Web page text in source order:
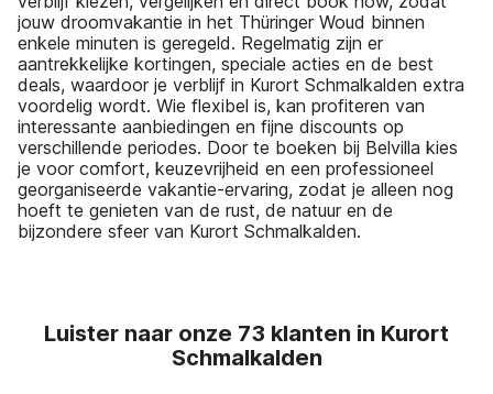
jouw droomvakantie in het Thüringer Woud binnen
enkele minuten is geregeld. Regelmatig zijn er
aantrekkelijke kortingen, speciale acties en de best
deals, waardoor je verblijf in Kurort Schmalkalden extra
voordelig wordt. Wie flexibel is, kan profiteren van
interessante aanbiedingen en fijne discounts op
verschillende periodes. Door te boeken bij Belvilla kies
je voor comfort, keuzevrijheid en een professioneel
georganiseerde vakantie-ervaring, zodat je alleen nog
hoeft te genieten van de rust, de natuur en de
bijzondere sfeer van Kurort Schmalkalden.
Luister naar onze 73 klanten in Kurort
Schmalkalden